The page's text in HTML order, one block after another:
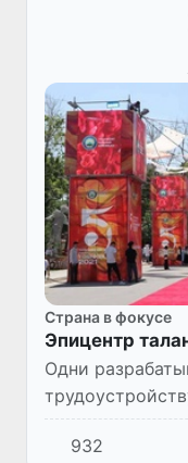
Страна в фокусе
Эпицентр
Одни
пострадавших
932